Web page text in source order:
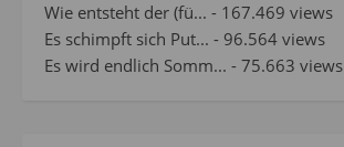
Wie entsteht der (fü... - 167.469 views
Es schimpft sich Put... - 96.564 views
Es wird endlich Somm... - 75.663 views